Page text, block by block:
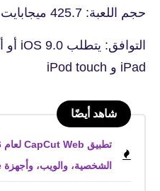
حجم اللعبة: 425.7 ميجابايت
iPad و iPod touch
شاهد أيضًا
الشخصية، والويب، وأجهزة iPhone، وأجهزة Android